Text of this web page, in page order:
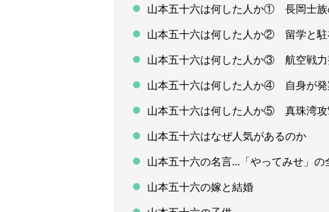
山本五十六は何した人か① 長岡士族
山本五十六は何した人か② 留学と駐
山本五十六は何した人か③ 航空戦力
山本五十六は何した人か④ 自身が発
山本五十六は何した人か⑤ 真珠湾攻
山本五十六はなぜ人気があるのか
山本五十六の名言…「やってみせ」の
山本五十六の嫁と結婚